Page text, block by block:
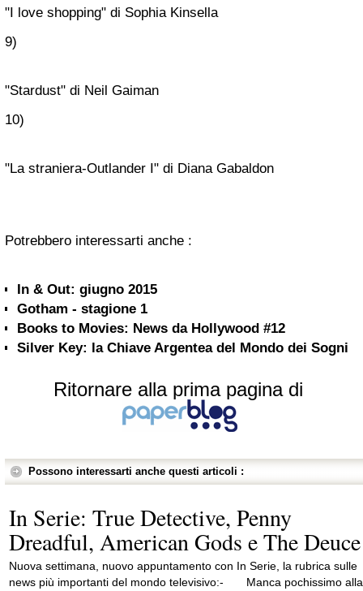
"I love shopping" di Sophia Kinsella
9)
"Stardust" di Neil Gaiman
10)
"La straniera-Outlander I" di Diana Gabaldon
Potrebbero interessarti anche :
In & Out: giugno 2015
Gotham - stagione 1
Books to Movies: News da Hollywood #12
Silver Key: la Chiave Argentea del Mondo dei Sogni
Ritornare alla prima pagina di
Possono interessarti anche questi articoli :
In Serie: True Detective, Penny
Dreadful, American Gods e The Deuce
Nuova settimana, nuovo appuntamento con In Serie, la rubrica sulle
news più importanti del mondo televisivo:- Manca pochissimo alla